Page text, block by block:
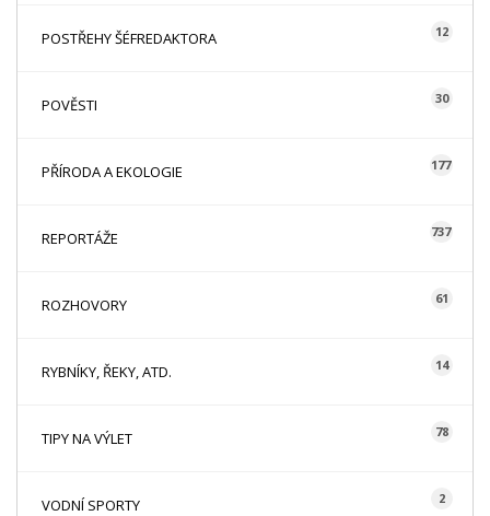
POSTŘEHY ŠÉFREDAKTORA 12
POVĚSTI 30
PŘÍRODA A EKOLOGIE 177
REPORTÁŽE 737
ROZHOVORY 61
RYBNÍKY, ŘEKY, ATD. 14
TIPY NA VÝLET 78
VODNÍ SPORTY 2